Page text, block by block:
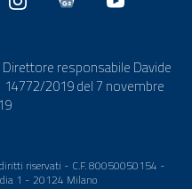
responsabile Davide
14772/2019 del 7 novembre
riservati - C.F. 80050050154 -
1 - 20124 Milano